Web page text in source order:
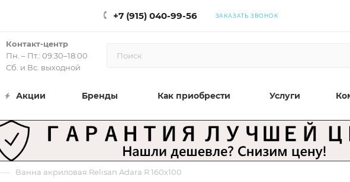
+7 (915) 040-99-56 ЗАКАЗАТЬ ЗВОНОК
Контакт-центр
Пн. – Пт.: 09:30–18:00
Сб. и Вс. выходной
Акции Бренды Как приобрести Услуги
— Ванна акриловая Relisan Adara R 160х100